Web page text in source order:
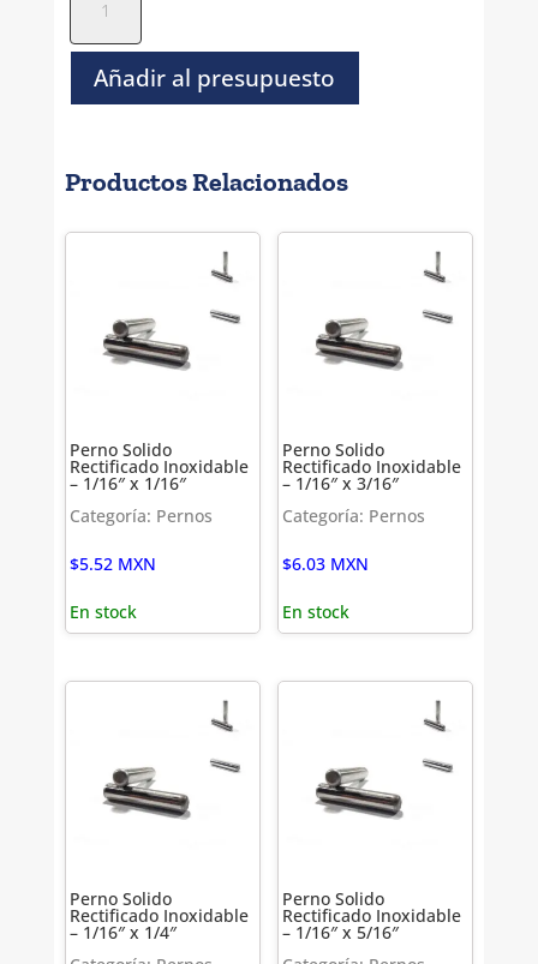
Solido
Rectificado
Inoxidable
-
3/4"
Añadir al presupuesto
Productos Relacionados
Perno Solido
Rectificado Inoxidable
– 1/16″ x 1/16″
Categoría: Pernos
$5.52 MXN
En stock
Perno Solido
Rectificado Inoxidable
– 1/16″ x 3/16″
Categoría: Pernos
$6.03 MXN
En stock
Perno Solido
Rectificado Inoxidable
– 1/16″ x 1/4″
Perno Solido
Rectificado Inoxidable
– 1/16″ x 5/16″